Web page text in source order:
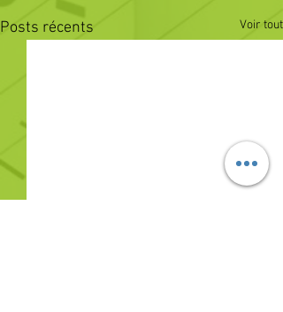
Posts récents Voir tout